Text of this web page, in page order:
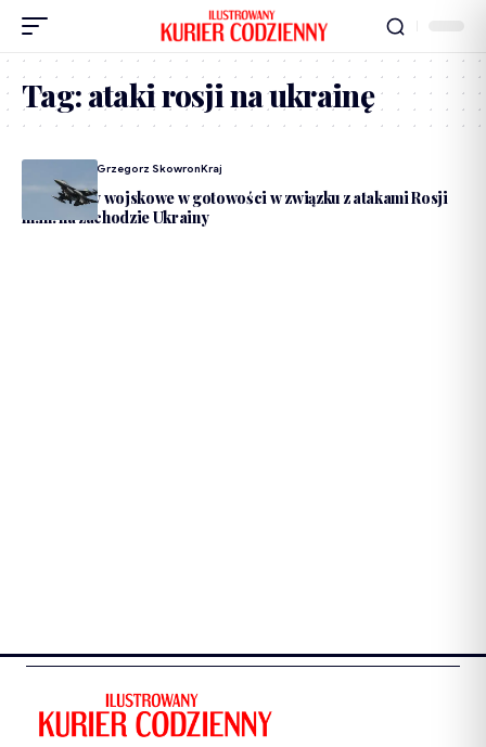
Tag:ataki rosji na ukrainę
Grzegorz SkowronKraj
Polskie siły wojskowe w gotowości w związku z atakami Rosji
m.in. na zachodzie Ukrainy